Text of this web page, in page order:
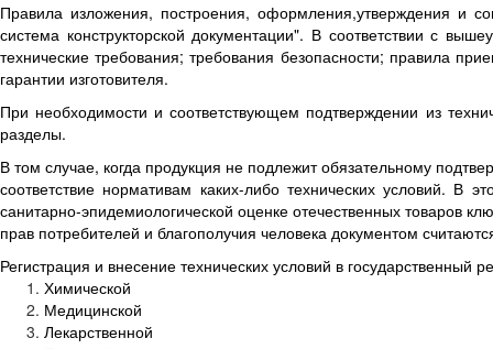
Правила изложения, построения, оформления,утверждения и
система конструкторской документации". В соответствии с
технические требования; требования безопасности; правила
гарантии изготовителя.
При необходимости и соответствующем подтверждении из
разделы.
В том случае, когда продукция не подлежит обязательному
соответствие нормативам каких-либо технических условий. В
санитарно-эпидемиологической оценке отечественных
прав потребителей и благополучия человека документом
Регистрация и внесение технических условий в государственный
Химической
Медицинской
Лекарственной